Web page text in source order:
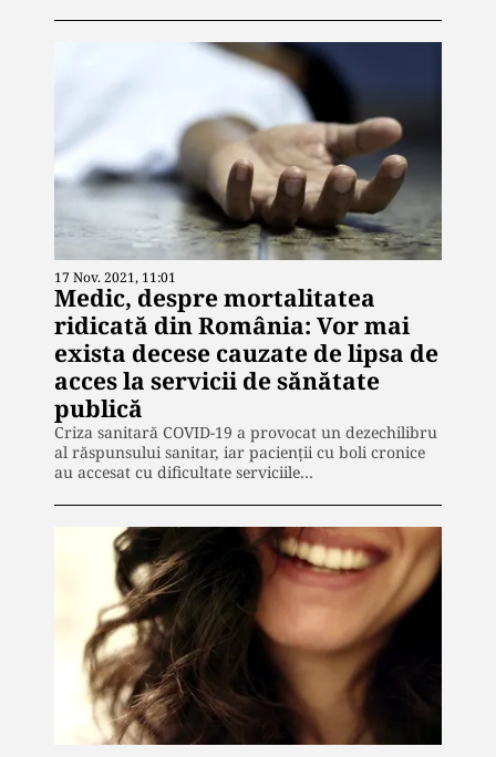
17 Nov. 2021, 11:01
Medic, despre mortalitatea
ridicată din România: Vor mai
exista decese cauzate de lipsa de
acces la servicii de sănătate
publică
Criza sanitară COVID-19 a provocat un dezechilibru
al răspunsului sanitar, iar pacienții cu boli cronice
au accesat cu dificultate serviciile…